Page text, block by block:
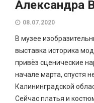
Александра
08.07.2020
В музее
выставка историка
привёз сценические
начале марта, спустя
Калининградской
Сейчас платья и